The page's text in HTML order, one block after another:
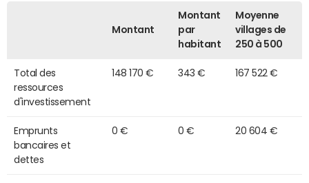
Montant
Montant
par
habitant
Moyenne
villages de
250 à 500
Total des
ressources
d'investissement
148 170 € 343 € 167 522 €
Emprunts
bancaires et
dettes
0 € 0 € 20 604 €